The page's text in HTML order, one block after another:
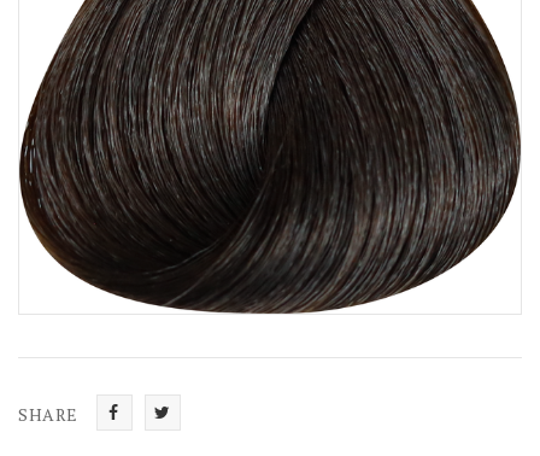
SHARE